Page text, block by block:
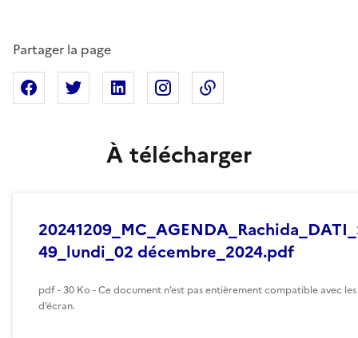
Partager la page
Partager sur Facebook
Partager sur XPartager sur Linkedin
Partager sur Instagram
À télécharger
49_lundi_02 décembre_2024.pdf
pdf - 30 Ko - Ce document n’est pas entièrement compatible avec
d’écran.